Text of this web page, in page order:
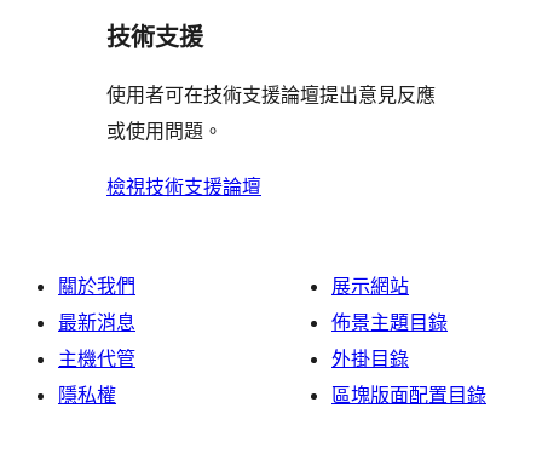
評
技術支援
使用者可在技術支援論壇提出意見反應
或使用問題。
檢視技術支援論壇
關於我們
最新消息
主機代管
隱私權
展示網站
佈景主題目錄
外掛目錄
區塊版面配置目錄